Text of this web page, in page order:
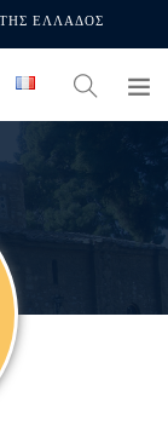
ΕΛΛΑΔΟΣ